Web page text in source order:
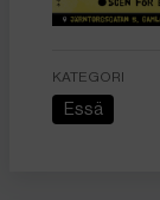
KATEGORI
Essä